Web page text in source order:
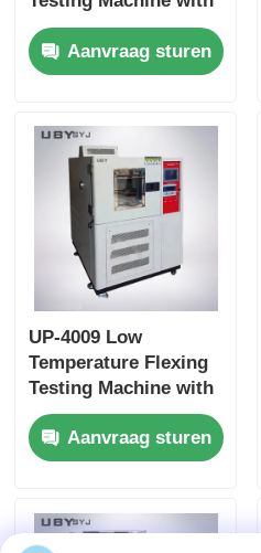
4/6 Stations Optional
50 Cycles/min
Adjustable Speed and
Water Tank
Aanvraag sturen
UP-4009 Low
Temperature Flexing
Testing Machine with
Vertical Design and
Stainless Steel
Construction for
Resistance Testing
ISO 5423
Aanvraag sturen